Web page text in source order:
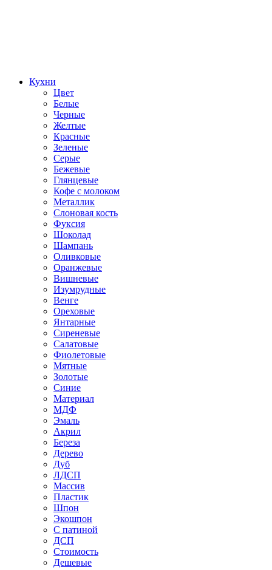
Кухни
Цвет
Белые
Черные
Желтые
Красные
Зеленые
Серые
Бежевые
Глянцевые
Кофе с молоком
Металлик
Слоновая кость
Фуксия
Шоколад
Шампань
Оливковые
Оранжевые
Вишневые
Изумрудные
Венге
Ореховые
Янтарные
Сиреневые
Салатовые
Фиолетовые
Мятные
Золотые
Синие
Материал
МДФ
Эмаль
Акрил
Береза
Дерево
Дуб
ЛДСП
Массив
Пластик
Шпон
Экошпон
С патиной
ДСП
Стоимость
Дешевые